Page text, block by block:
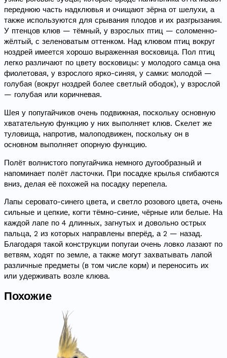
переднюю часть надклювья и очищают зёрна от шелухи, а
также используются для срывания плодов и их разгрызания.
У птенцов клюв — тёмный, у взрослых птиц — соломенно-
жёлтый, с зеленоватым оттенком. Над клювом птиц вокруг
ноздрей имеется хорошо выраженная восковица. Пол птиц
легко различают по цвету восковицы: у молодого самца она
фиолетовая, у взрослого ярко-синяя, у самки: молодой —
голубая (вокруг ноздрей более светлый ободок), у взрослой
— голубая или коричневая.
Шея у попугайчиков очень подвижная, поскольку основную
хватательную функцию у них выполняет клюв. Скелет же
туловища, напротив, малоподвижен, поскольку он в
основном выполняет опорную функцию.
Полёт волнистого попугайчика немного дугообразный и
напоминает полёт ласточки. При посадке крылья сгибаются
вниз, делая её похожей на посадку перепела.
Лапы серовато-синего цвета, и светло розового цвета, очень
сильные и цепкие, когти тёмно-синие, чёрные или белые. На
каждой лапе по 4 длинных, загнутых и довольно острых
пальца, 2 из которых направлены вперёд, а 2 — назад.
Благодаря такой конструкции попугаи очень ловко лазают по
ветвям, ходят по земле, а также могут захватывать лапой
различные предметы (в том числе корм) и переносить их
или удерживать возле клюва.
Похожие